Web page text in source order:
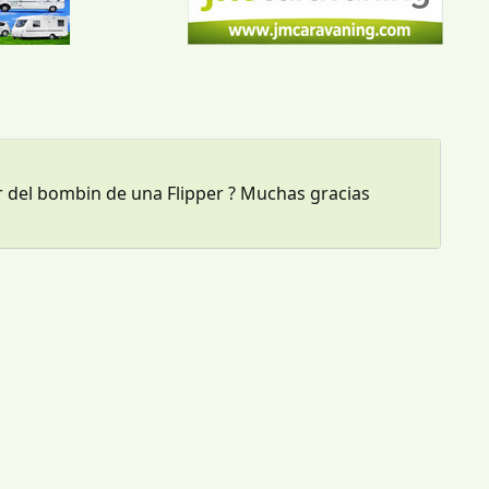
bombin de una Flipper ? Muchas gracias